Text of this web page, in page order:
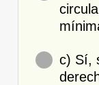
c) Sí,